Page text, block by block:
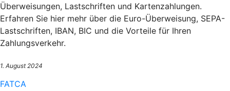
Überweisungen, Lastschriften und Kartenzahlungen.
Erfahren Sie hier mehr über die Euro-Überweisung, SEPA-
Lastschriften, IBAN, BIC und die Vorteile für Ihren
Zahlungsverkehr.
1. August 2024
FATCA